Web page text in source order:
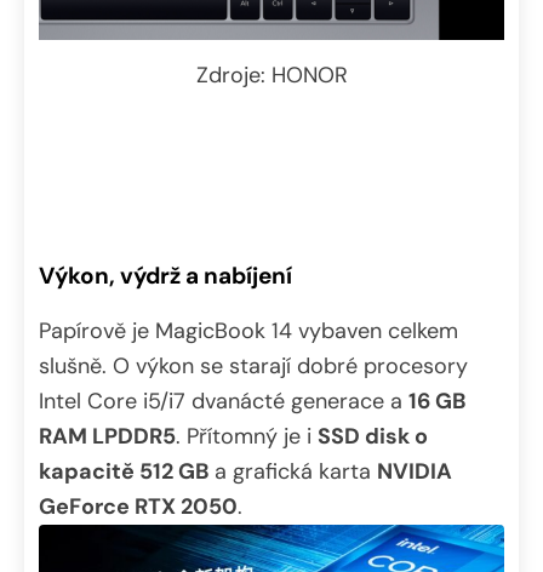
Zdroje: HONOR
Výkon, výdrž a nabíjení
Papírově je MagicBook 14 vybaven celkem
slušně. O výkon se starají dobré procesory
Intel Core i5/i7 dvanácté generace a 16 GB
RAM LPDDR5. Přítomný je i SSD disk o
kapacitě 512 GB a grafická karta NVIDIA
GeForce RTX 2050.